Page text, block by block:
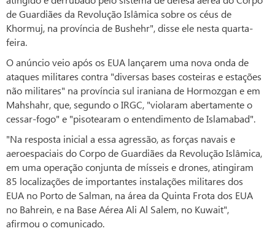
de Guardiães da Revolução Islâmica sobre os céus de
Khormuj, na província de Bushehr", disse ele nesta quarta-
feira.
O anúncio veio após os EUA lançarem uma nova onda de
ataques militares contra "diversas bases costeiras e estações
não militares" na província sul iraniana de Hormozgan e em
Mahshahr, que, segundo o IRGC, "violaram abertamente o
cessar-fogo" e "pisotearam o entendimento de Islamabad".
"Na resposta inicial a essa agressão, as forças navais e
aeroespaciais do Corpo de Guardiães da Revolução Islâmica,
em uma operação conjunta de mísseis e drones, atingiram
85 localizações de importantes instalações militares dos
EUA no Porto de Salman, na área da Quinta Frota dos EUA
no Bahrein, e na Base Aérea Ali Al Salem, no Kuwait",
afirmou o comunicado.